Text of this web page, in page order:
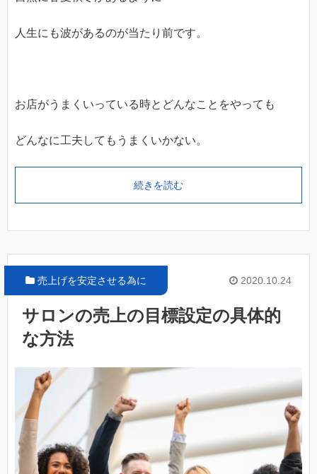
人生にも波があるのが当たり前です。
お店がうまくいっている時とどんなことをやっても
どんなに工夫してもうまくいかない。
続きを読む
2020.10.24
売上げを安定させる為に
サロンの売上の目標設定の具体的
な方法